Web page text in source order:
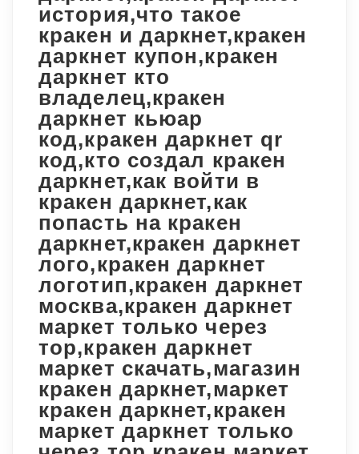
история,что такое
кракен и даркнет,кракен
даркнет купон,кракен
даркнет кто
владелец,кракен
даркнет кьюар
код,кракен даркнет qr
код,кто создал кракен
даркнет,как войти в
кракен даркнет,как
попасть на кракен
даркнет,кракен даркнет
лого,кракен даркнет
логотип,кракен даркнет
москва,кракен даркнет
маркет только через
тор,кракен даркнет
маркет скачать,магазин
кракен даркнет,маркет
кракен даркнет,кракен
маркет даркнет только